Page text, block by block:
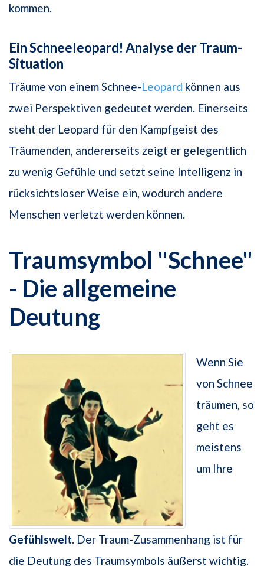
kommen.
Ein Schneeleopard! Analyse der Traum-
Situation
Träume von einem Schnee-Leopard können aus
zwei Perspektiven gedeutet werden. Einerseits
steht der Leopard für den Kampfgeist des
Träumenden, andererseits zeigt er gelegentlich
zu wenig Gefühle und setzt seine Intelligenz in
rücksichtsloser Weise ein, wodurch andere
Menschen verletzt werden können.
Traumsymbol "Schnee"
- Die allgemeine
Deutung
Wenn Sie
von Schnee
träumen, so
geht es
meistens
um Ihre
Gefühlswelt . Der Traum-Zusammenhang ist für
die Deutung des Traumsymbols äußerst wichtig.